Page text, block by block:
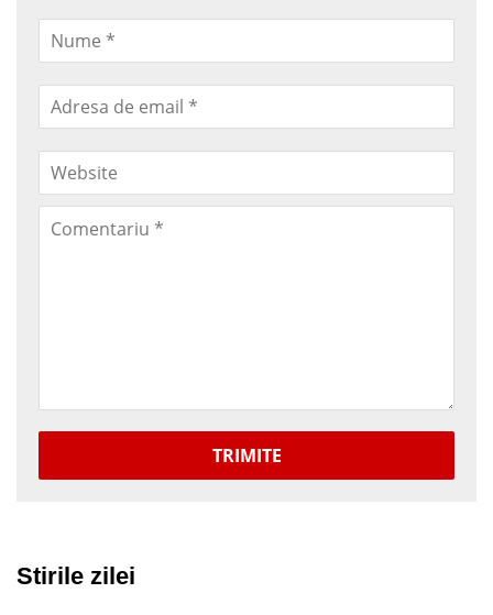
TRIMITE
Stirile zilei